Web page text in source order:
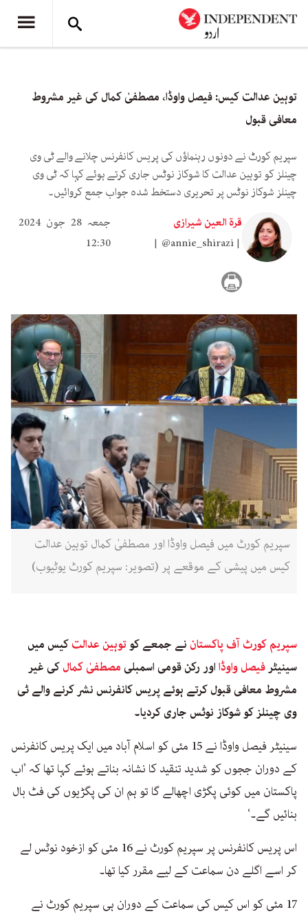
توہین عدالت کیس: فیصل واوڈا، مصطفیٰ کمال کی غیر مشروط
معافی قبول
سپریم کورٹ نے دونوں رہنماؤں کی پریس کانفرنس چلانے والے ٹی وی
چینلز کو توہین عدالت کا شوکاز نوٹس جاری کرتے ہوئے کہا کہ ٹی وی
چینلز شوکاز نوٹس پر تحریری دستخط شدہ جواب جمع کروائیں۔
قرۃ العین شیرازی
@annie_shirazi
جمعہ 28 جون 2024
12:30
سپریم کورٹ میں فیصل واوڈا اور مصطفیٰ کمال توہین عدالت
کیس میں پیشی کے موقعے پر (تصویر: سپریم کورٹ یوٹیوب)
سپریم کورٹ آف پاکستان نے جمعے کو توہین عدالتکیس میں
سینیٹر فیصل واوڈااور رکن قومی اسمبلیمصطفیٰ کمالکی غیر
مشروط معافی قبول کرتے ہوئے پریس کانفرنس نشر کرنے والے ٹی
وی چینلز کو شوکاز نوٹس جاری کردیا۔
سینیٹر فیصل واوڈا نے 15 مئی کو اسلام آباد میں ایک پریس کانفرنس
کے دوران ججوں کو شدید تنقید کا نشانہ بناتے ہوئے کہا تھا کہ ’اب
پاکستان میں کوئی پگڑی اچھالے گا تو ہم ان کی پگڑیوں کی فٹ بال
بنائیں گے۔‘
اس پریس کانفرنس پر سپریم کورٹ نے 16 مئی کو ازخود نوٹس لے
کر اسے اگلے دن سماعت کے لیے مقرر کیا تھا۔
17 مئی کو اس کیس کی سماعت کے دوران ہی سپریم کورٹ نے